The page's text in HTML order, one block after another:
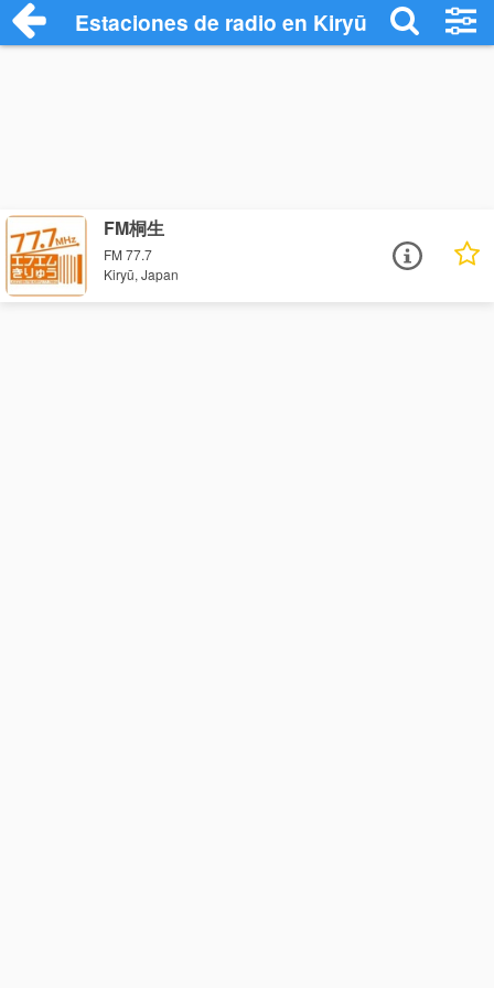
Estaciones de radio en Kiryū - Escuchar
FM桐生
FM 77.7
Kiryū, Japan